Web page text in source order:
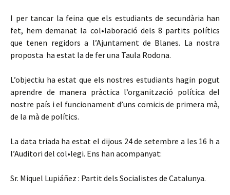
I per tancar la feina que els estudiants de secundària han
fet, hem demanat la col•laboració dels 8 partits polítics
que tenen regidors a l’Ajuntament de Blanes. La nostra
proposta ha estat la de fer una Taula Rodona.
L’objectiu ha estat que els nostres estudiants hagin pogut
aprendre de manera pràctica l’organització política del
nostre país i el funcionament d’uns comicis de primera mà,
de la mà de polítics.
La data triada ha estat el dijous 24 de setembre a les 16 h a
l’Auditori del col•legi. Ens han acompanyat:
Sr. Miquel Lupiáñez : Partit dels Socialistes de Catalunya.